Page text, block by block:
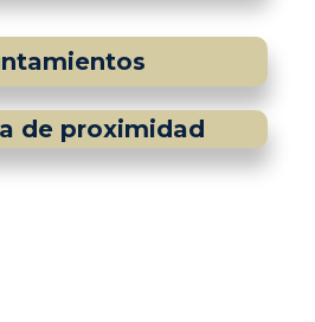
de proximidad